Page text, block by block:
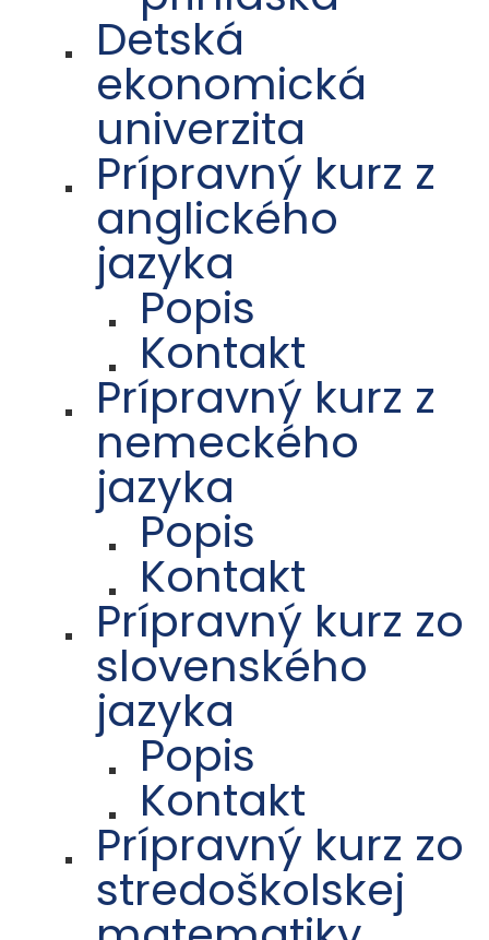
Detská
ekonomická
univerzita
Prípravný kurz z
anglického
jazyka
Popis
Kontakt
Prípravný kurz z
nemeckého
jazyka
Popis
Kontakt
Prípravný kurz zo
slovenského
jazyka
Popis
Kontakt
Prípravný kurz zo
stredoškolskej